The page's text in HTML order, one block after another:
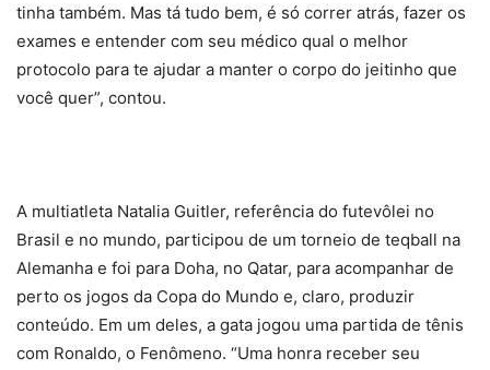
tinha também. Mas tá tudo bem, é só correr atrás, fazer os
exames e entender com seu médico qual o melhor
protocolo para te ajudar a manter o corpo do jeitinho que
você quer”, contou.
A multiatleta Natalia Guitler, referência do futevôlei no
Brasil e no mundo, participou de um torneio de teqball na
Alemanha e foi para Doha, no Qatar, para acompanhar de
perto os jogos da Copa do Mundo e, claro, produzir
conteúdo. Em um deles, a gata jogou uma partida de tênis
com Ronaldo, o Fenômeno. “Uma honra receber seu